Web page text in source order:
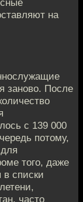
на
заново. После
с 139 000
потому,
того, даже
списки
часто